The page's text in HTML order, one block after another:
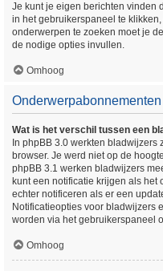
Je kunt je eigen berichten vinden
in het gebruikerspaneel te
onderwerpen te zoeken moet je
de nodige opties invullen.
Omhoog
Wat is het verschil tussen een
In phpBB 3.0 werkten
browser. Je werd niet op de
phpBB 3.1 werken bladwijzers
kunt een notificatie krijgen als
echter notificeren als er een
Notificatieopties voor bladwijzers
worden via het gebruikerspaneel
Omhoog